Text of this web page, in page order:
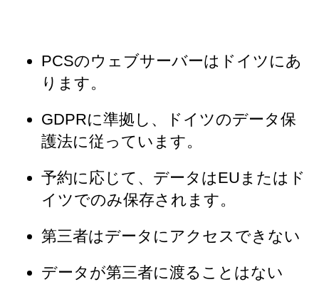
PCSのウェブサーバーはドイツにあ
ります。
GDPRに準拠し、ドイツのデータ保
護法に従っています。
予約に応じて、データはEUまたはド
イツでのみ保存されます。
第三者はデータにアクセスできない
データが第三者に渡ることはない